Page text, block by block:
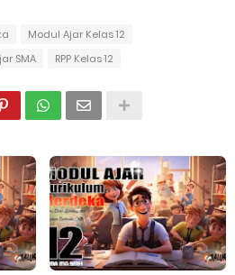
Modul Ajar Kelas 12
SMA RPP Kelas 12